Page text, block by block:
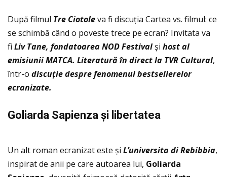
După filmul Tre Ciotoleva fi discuţia Cartea vs. filmul: ce
se schimbă când o poveste trece pe ecran? Invitata va
fi Liv Tane, fondatoarea NOD Festivalși host al
emisiunii MATCA. Literatură în direct la TVR Cultural,
într-o discuție despre fenomenul bestsellerelor
ecranizate.
Goliarda Sapienza și libertatea
Un alt roman ecranizat este și L’universita di Rebibbia,
inspirat de anii pe care autoarea lui, Goliarda